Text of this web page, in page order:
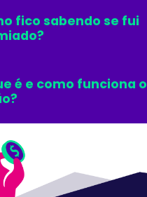
fico sabendo se fui
é e como funciona o